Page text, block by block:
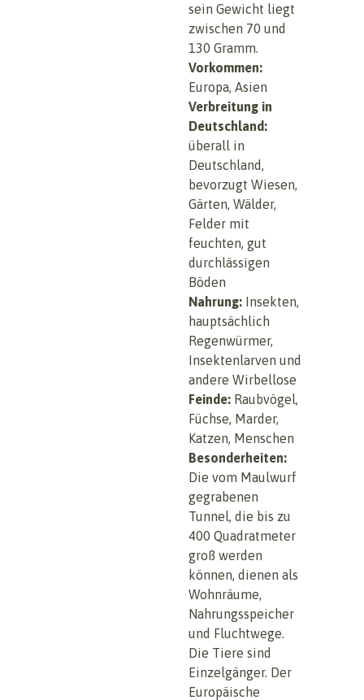
sein Gewicht liegt
zwischen 70 und
130 Gramm.
Vorkommen:
Europa, Asien
Verbreitung in
Deutschland:
überall in
Deutschland,
bevorzugt Wiesen,
Gärten, Wälder,
Felder mit
feuchten, gut
durchlässigen
Böden
Nahrung: Insekten,
hauptsächlich
Regenwürmer,
Insektenlarven und
andere Wirbellose
Feinde: Raubvögel,
Füchse, Marder,
Katzen, Menschen
Besonderheiten:
Die vom Maulwurf
gegrabenen
Tunnel, die bis zu
400 Quadratmeter
groß werden
können, dienen als
Wohnräume,
Nahrungsspeicher
und Fluchtwege.
Die Tiere sind
Einzelgänger. Der
Europäische